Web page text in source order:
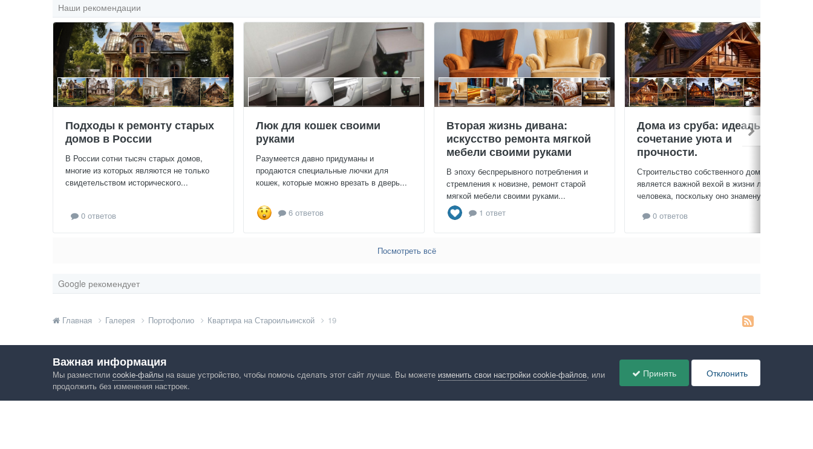
Наши рекомендации
Подходы к ремонту старых
домов в России
В России сотни тысяч старых домов,
многие из которых являются не только
свидетельством исторического...
0 ответов
Люк для кошек своими
руками
Разумеется давно придуманы и
продаются специальные лючки для
кошек, которые можно врезать в дверь...
6 ответов
Вторая жизнь дивана:
искусство ремонта мягкой
мебели своими руками
В эпоху беспрерывного потребления и
стремления к новизне, ремонт старой
мягкой мебели своими руками...
1 ответ
Дома из сруба: идеальное
сочетание уюта и
прочности.
Строительство собственного дома
является важной вехой в жизни любого
человека, поскольку оно знаменует...
0 ответов
Посмотреть всё
Google рекомендует
Главная Галерея Портофолио Квартира на Староильинской 19
Язык Конфиденциальность Обратная связь Cookies Правила Таблица лидеров Администрация
Важная информация
Мы разместили cookie-файлы на ваше устройство, чтобы помочь сделать этот сайт лучше. Вы можете изменить свои настройки cookie-файлов, или
продолжить без изменения настроек.
Принять Отклонить